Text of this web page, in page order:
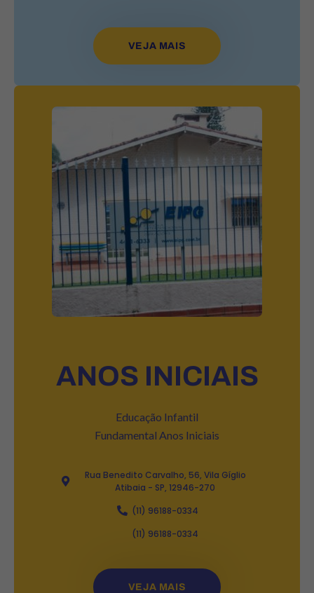
VEJA MAIS
ANOS INICIAIS
Educação Infantil
Fundamental Anos Iniciais
Rua Benedito Carvalho, 56, Vila Gíglio
Atibaia - SP, 12946-270
(11) 96188-0334
(11) 96188-0334
VEJA MAIS